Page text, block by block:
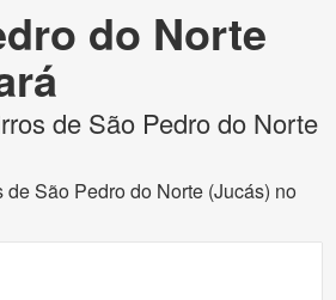
do Norte
de São Pedro do Norte
São Pedro do Norte (Jucás) no